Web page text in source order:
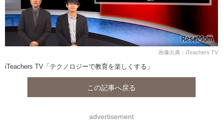
画像出典：iTeachers TV
iTeachers TV「テクノロジーで教育を楽しくする」
この記事へ戻る
advertisement